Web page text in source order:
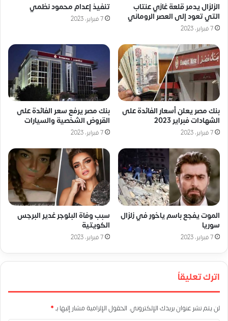
الزلزال يدمر قلعة غازي عنتاب
التي تعود إلى العصر الروماني
7 فبراير، 2023
تنفيذ إعدام محمود نظمي
7 فبراير، 2023
بنك مصر يعلن أسعار الفائدة على
الشهادات فبراير 2023
7 فبراير، 2023
بنك مصر يرفع سعر الفائدة على
القروض الشخصية والسيارات
7 فبراير، 2023
الموت يفجع باسم ياخور في زلزال
سوريا
7 فبراير، 2023
سبب وفاة البلوجر غدير البرجس
الكويتية
7 فبراير، 2023
اترك تعليقاً
لن يتم نشر عنوان بريدك الإلكتروني. الحقول الإلزامية مشار إليها بـ*